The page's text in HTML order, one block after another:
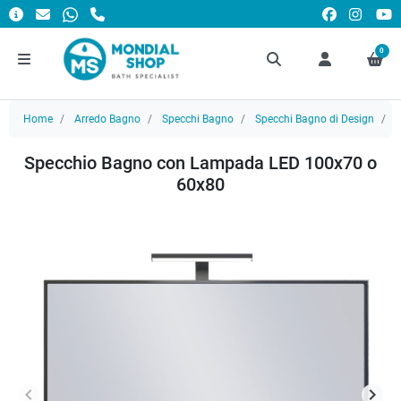
0
Home Arredo Bagno Specchi Bagno Specchi Bagno di Design
Specchio Bagno con Lampada LED 100x70 o
60x80
keyboard_arrow_left keyboard_arrow_right